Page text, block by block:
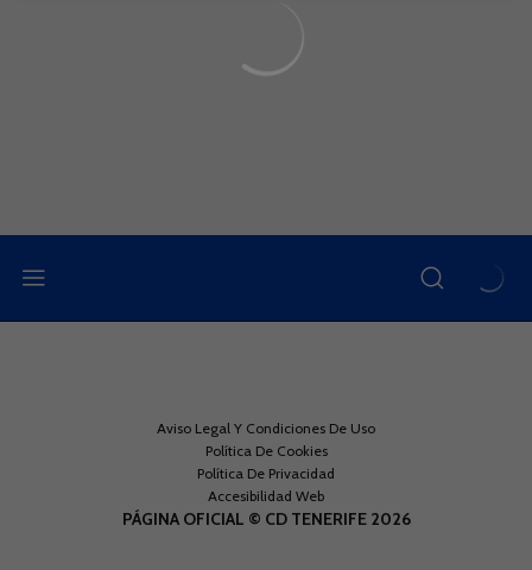
Aviso Legal Y Condiciones De Uso
Política De Cookies
Política De Privacidad
Accesibilidad Web
PÁGINA OFICIAL © CD TENERIFE 2026